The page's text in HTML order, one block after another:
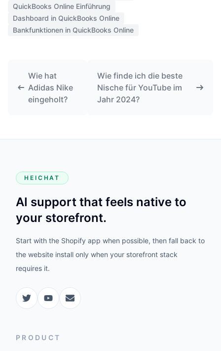
QuickBooks Online Einführung
Dashboard in QuickBooks Online
Bankfunktionen in QuickBooks Online
Wie hat
Adidas Nike
eingeholt?
Wie finde ich die beste
Nische für YouTube im
Jahr 2024?
HEICHAT
AI support that feels native to
your storefront.
Start with the Shopify app when possible, then fall back to
the website install only when your storefront stack
requires it.
PRODUCT